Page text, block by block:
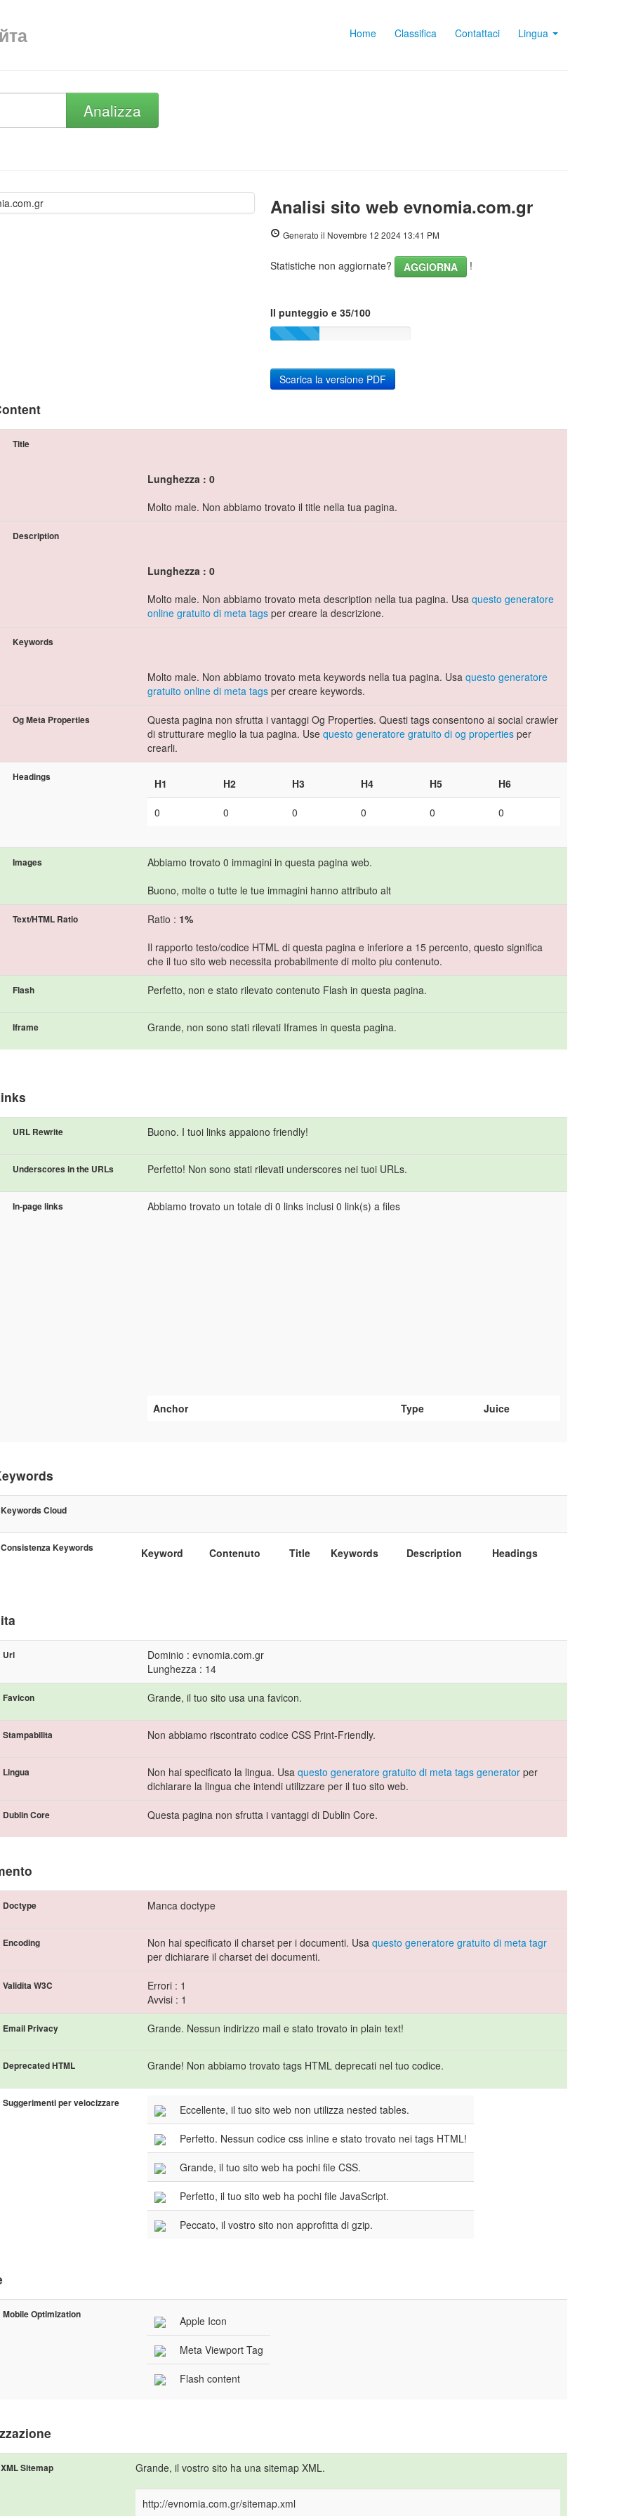
Home Classifica Contattaci Lingua
Analizza
Analisi sito web evnomia.com.gr
Generato il Novembre 12 2024 13:41 PM
Statistiche non aggiornate? AGGIORNA !
Il punteggio e 35/100
Scarica la versione PDF
Title
Lunghezza : 0
Molto male. Non abbiamo trovato il title nella tua pagina.
Description
Lunghezza : 0
Molto male. Non abbiamo trovato meta description nella tua pagina. Usa questo generatore
online gratuito di meta tags per creare la descrizione.
Keywords
Molto male. Non abbiamo trovato meta keywords nella tua pagina. Usa questo generatore
gratuito online di meta tags per creare keywords.
Og Meta Properties
Questa pagina non sfrutta i vantaggi Og Properties. Questi tags consentono ai social crawler
di strutturare meglio la tua pagina. Use questo generatore gratuito di og properties per
crearli.
Headings H1 H2 H3 H4 H5 H6
0 0 0 0 0 0
Images
Abbiamo trovato 0 immagini in questa pagina web.
Buono, molte o tutte le tue immagini hanno attributo alt
Text/HTML Ratio Ratio : 1%
Il rapporto testo/codice HTML di questa pagina e inferiore a 15 percento, questo significa
che il tuo sito web necessita probabilmente di molto piu contenuto.
Flash Perfetto, non e stato rilevato contenuto Flash in questa pagina.
Iframe Grande, non sono stati rilevati Iframes in questa pagina.
URL Rewrite Buono. I tuoi links appaiono friendly!
Underscores in the URLs Perfetto! Non sono stati rilevati underscores nei tuoi URLs.
In-page links Abbiamo trovato un totale di 0 links inclusi 0 link(s) a files
Anchor Type Juice
Keywords Cloud
Consistenza Keywords Keyword Contenuto Title Keywords Description Headings
Url
Dominio : evnomia.com.gr
Lunghezza : 14
Favicon Grande, il tuo sito usa una favicon.
Stampabilita Non abbiamo riscontrato codice CSS Print-Friendly.
Lingua Non hai specificato la lingua. Usa questo generatore gratuito di meta tags generator per
dichiarare la lingua che intendi utilizzare per il tuo sito web.
Dublin Core Questa pagina non sfrutta i vantaggi di Dublin Core.
Doctype Manca doctype
Encoding Non hai specificato il charset per i documenti. Usa questo generatore gratuito di meta tagr
per dichiarare il charset dei documenti.
Validita W3C
Errori : 1
Avvisi : 1
Email Privacy Grande. Nessun indirizzo mail e stato trovato in plain text!
Deprecated HTML Grande! Non abbiamo trovato tags HTML deprecati nel tuo codice.
Suggerimenti per velocizzare Eccellente, il tuo sito web non utilizza nested tables.
Perfetto. Nessun codice css inline e stato trovato nei tags HTML!
Grande, il tuo sito web ha pochi file CSS.
Perfetto, il tuo sito web ha pochi file JavaScript.
Peccato, il vostro sito non approfitta di gzip.
Mobile Optimization Apple Icon
Meta Viewport Tag
Flash content
XML Sitemap Grande, il vostro sito ha una sitemap XML.
http://evnomia.com.gr/sitemap.xml